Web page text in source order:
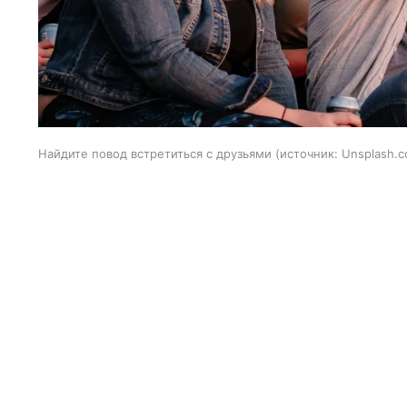
Найдите повод встретиться с друзьями источник: